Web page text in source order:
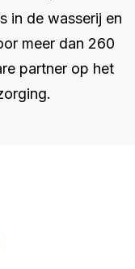
in de wasserij en
meer dan 260
partner op het